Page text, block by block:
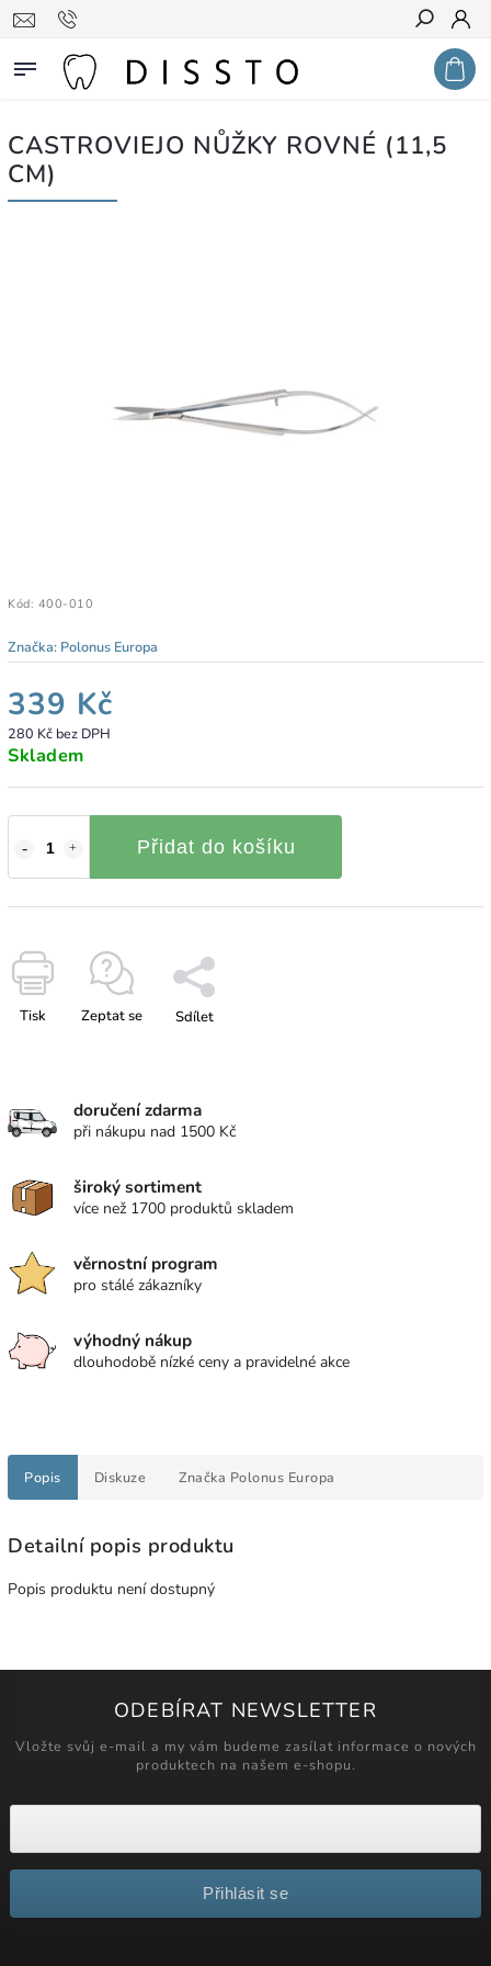
Hledat
CASTROVIEJO NŮŽKY ROVNÉ (11,5
CM)
Kód: 400-010
Značka: Polonus Europa
339 Kč
280 Kč bez DPH
Skladem
Přidat do košíku
Tisk Zeptat se Sdílet
doručení zdarma
při nákupu nad 1500 Kč
široký sortiment
více než 1700 produktů skladem
věrnostní program
pro stálé zákazníky
výhodný nákup
dlouhodobě nízké ceny a pravidelné akce
Popis Diskuze Značka Polonus Europa
Detailní popis produktu
Popis produktu není dostupný
ODEBÍRAT NEWSLETTER
Vložte svůj e-mail a my vám budeme zasílat informace o nových
produktech na našem e-shopu.
Přihlásit se